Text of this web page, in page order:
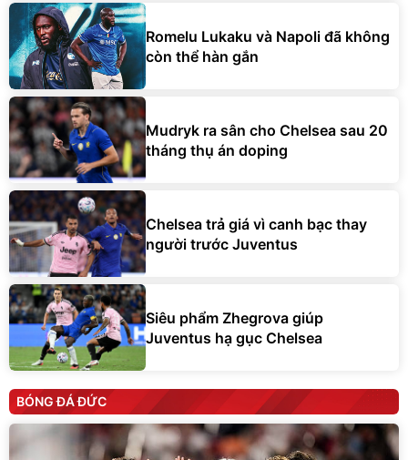
Romelu Lukaku và Napoli đã không
còn thể hàn gắn
Mudryk ra sân cho Chelsea sau 20
tháng thụ án doping
Chelsea trả giá vì canh bạc thay
người trước Juventus
Siêu phẩm Zhegrova giúp
Juventus hạ gục Chelsea
BÓNG ĐÁ ĐỨC